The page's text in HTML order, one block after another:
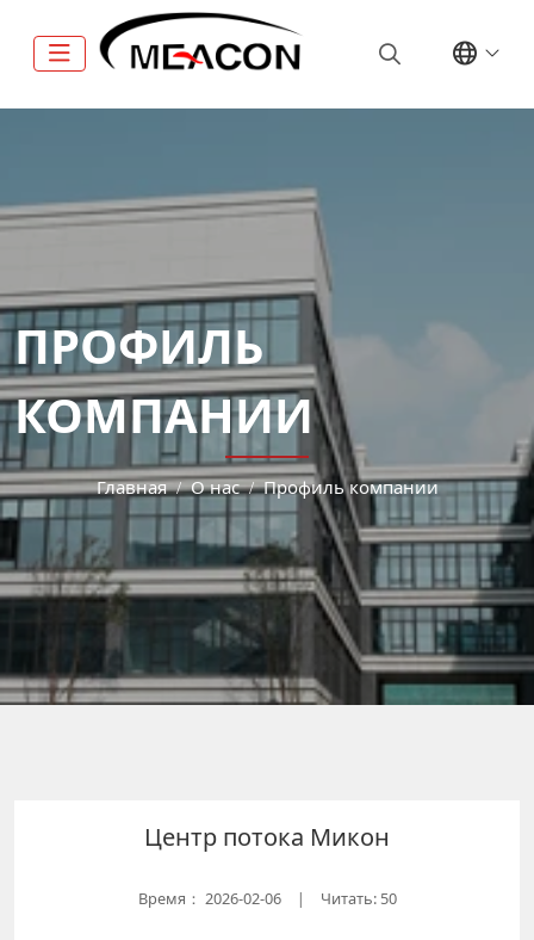
ПРОФИЛЬ
КОМПАНИИ
Главная О нас Профиль компании
Центр потока Микон
Время： 2026-02-06 | Читать: 50